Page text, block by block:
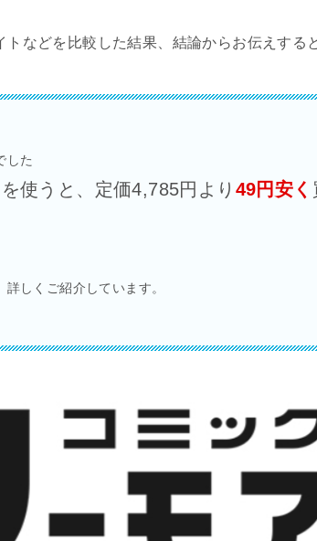
などを比較した結果、結論からお伝えする
した
使うと、定価4,785円より 49円安く
しくご紹介しています。